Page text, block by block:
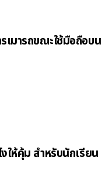
เมารถขณะใช้มือถือบน
ให้คุ้ม สำหรับนักเรียน